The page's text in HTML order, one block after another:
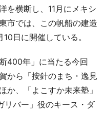
を横断し、11月にメキシ
市では、この帆船の建造
日に開催している。
400年」に当たる今回
から「按針のまち・逸見
か、「よこすか未来塾」
リバー」役のキース・ダ